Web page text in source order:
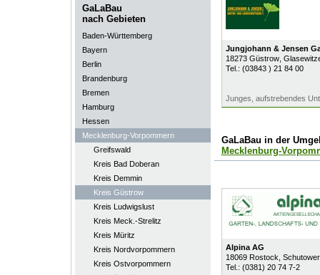
GaLaBau
nach Gebieten
Baden-Württemberg
Bayern
Berlin
Brandenburg
Bremen
Hamburg
Hessen
Mecklenburg-Vorpommern
Greifswald
Kreis Bad Doberan
Kreis Demmin
Kreis Güstrow
Kreis Ludwigslust
Kreis Meck.-Strelitz
Kreis Müritz
Kreis Nordvorpommern
Kreis Ostvorpommern
Jungjohann & Jensen
18273 Güstrow,
Tel.: (03843 ) 21 84 00
Junges, aufstrebendes
GaLaBau in der
Mecklenburg-
Alpina AG
18069 Rostock ,
Tel.: (0381) 20 74 7-2